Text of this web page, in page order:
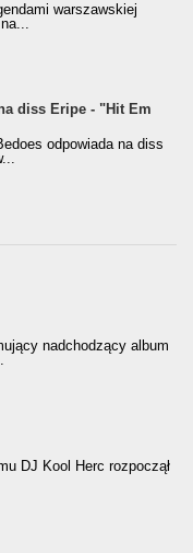
warszawskiej
diss Eripe - "Hit Em
odpowiada na diss
nadchodzący album
Roku
DJ Kool Herc rozpoczął